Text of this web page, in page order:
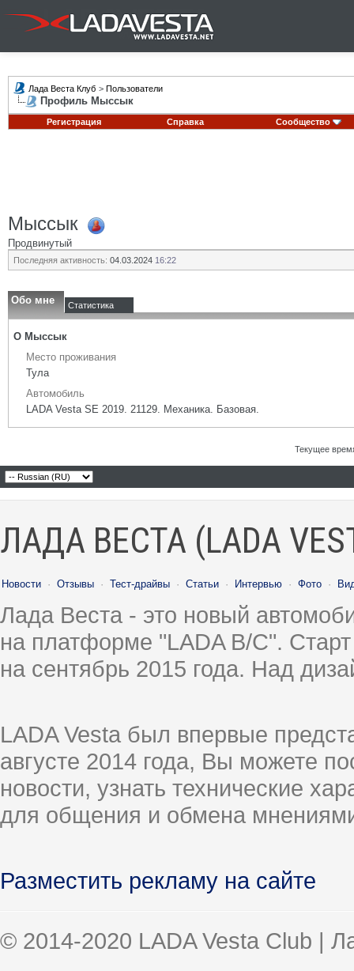
Лада Веста Клуб > Пользователи
Профиль Мыссык
Регистрация Справка Сообщество
Мыссык
Продвинутый
Последняя активность: 04.03.2024 16:22
Обо мне Статистика
О Мыссык
Место проживания
Тула
Автомобиль
LADA Vesta SE 2019. 21129. Механика. Базовая.
Текущее
ЛАДА ВЕСТА (LADA
Новости · Отзывы · Тест-драйвы · Статьи · Интервью · Фото ·
Лада Веста - это новый
на платформе "LADA B/C".
на сентябрь 2015 года. Над
LADA Vesta был впервые
августе 2014 года, Вы можете
новости, узнать технические
для общения и обмена
Разместить рекламу на сайте
© 2014-2020 LADA Vesta Club |